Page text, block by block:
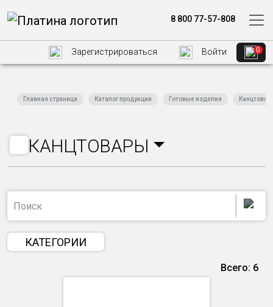
8 800 77-57-808
Зарегистрироваться Войти 0
Главная страница Каталог продукции Готовые изделия
КАНЦТОВАРЫ
КАТЕГОРИИ
Всего: 6